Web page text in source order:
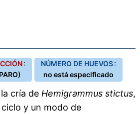
:
NÚMERO DE HUEVOS :
no está especificado
cría de Hemigrammus stictus,
y un modo de